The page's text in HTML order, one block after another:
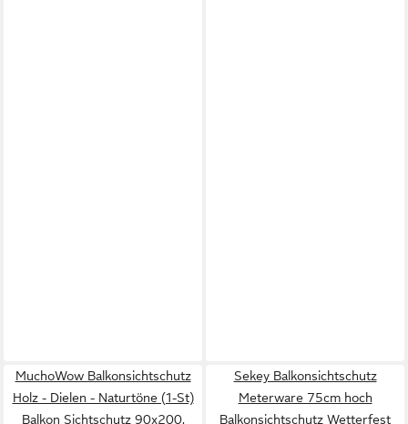
MuchoWow Balkonsichtschutz
Holz - Dielen - Naturtöne (1-St)
Balkon Sichtschutz 90x200,
Sekey Balkonsichtschutz
Meterware 75cm hoch
Balkonsichtschutz Wetterfest